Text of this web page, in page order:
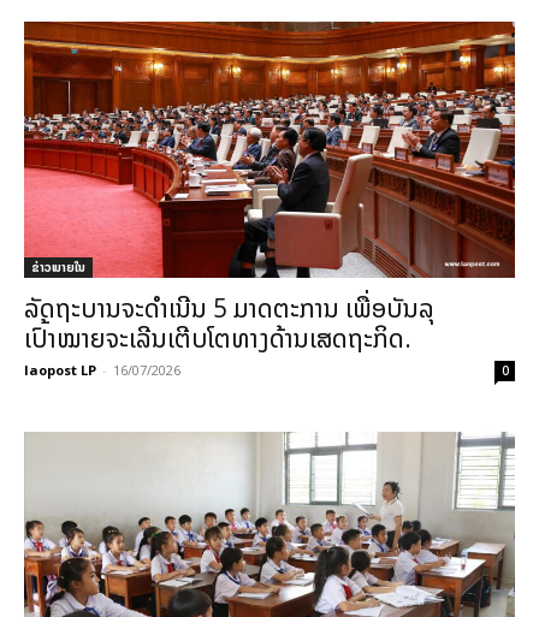
ຂ່າວພາຍ​ໃນ
ລັດຖະບານຈະດຳເນີນ 5 ມາດຕະການ ເພື່ອບັນລຸ
ເປົ້າໝາຍຈະເລີນເຕີບໂຕທາງດ້ານເສດຖະກິດ.
laopost LP - 16/07/2026 0